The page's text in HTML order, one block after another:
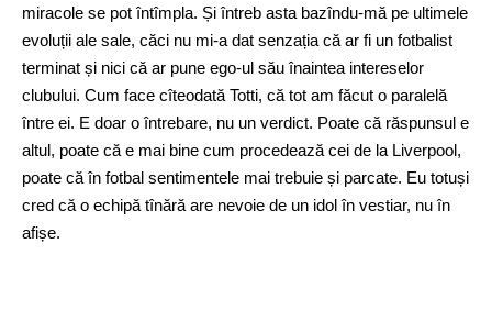
miracole se pot întîmpla. Și întreb asta bazîndu-mă pe ultimele
evoluții ale sale, căci nu mi-a dat senzația că ar fi un fotbalist
terminat și nici că ar pune ego-ul său înaintea intereselor
clubului. Cum face cîteodată Totti, că tot am făcut o paralelă
între ei. E doar o întrebare, nu un verdict. Poate că răspunsul e
altul, poate că e mai bine cum procedează cei de la Liverpool,
poate că în fotbal sentimentele mai trebuie și parcate. Eu totuși
cred că o echipă tînără are nevoie de un idol în vestiar, nu în
afișe.